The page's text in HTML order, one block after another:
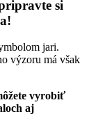
si
jari.
výzoru má však
vyrobiť
aj